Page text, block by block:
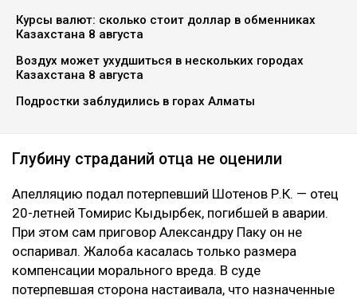
Курсы валют: сколько стоит доллар в обменниках
Казахстана 8 августа
Воздух может ухудшиться в нескольких городах
Казахстана 8 августа
Подростки заблудились в горах Алматы
Глубину страданий отца не оценили
Апелляцию подал потерпевший Шотенов Р.К. — отец
20-летней Томирис Кыдырбек, погибшей в аварии.
При этом сам приговор Александру Паку он не
оспаривал. Жалоба касалась только размера
компенсации морального вреда. В суде
потерпевшая сторона настаивала, что назначенные